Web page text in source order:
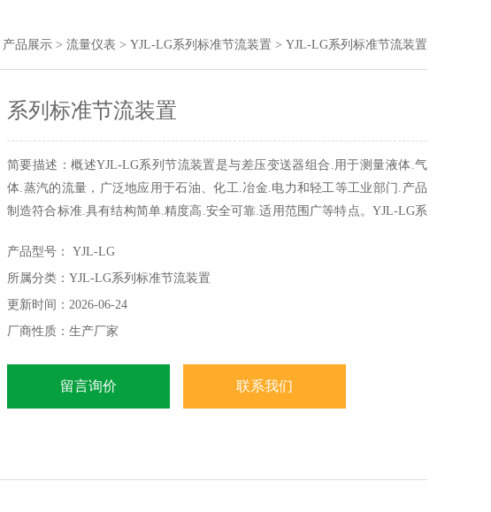
产品展示 > 流量仪表 > YJL-LG系列标准节流装置 > YJL-LG系列标准节流装置
系列标准节流装置
简要描述：概述YJL-LG系列节流装置是与差压变送器组合.用于测量液体.气
体.蒸汽的流量，广泛地应用于石油、化工.冶金.电力和轻工等工业部门.产品
制造符合标准.具有结构简单.精度高.安全可靠.适用范围广等特点。YJL-LG系
GB/ T2624-2006《用安装在充满流体的圆形截面管道中的差压装置测量流
量》;2. 国际标准IS05167
产品型号： YJL-LG
所属分类：YJL-LG系列标准节流装置
更新时间：2026-06-24
厂商性质：生产厂家
留言询价 联系我们